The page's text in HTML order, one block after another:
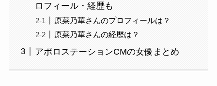
ロフィール・経歴も
原菜乃華さんのプロフィールは？
原菜乃華さんの経歴は？
アポロステーションCMの女優まとめ